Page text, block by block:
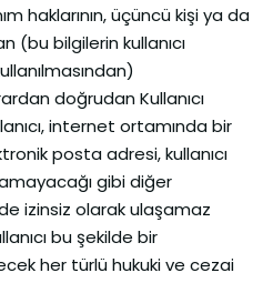
haklarının, üçüncü kişi ya da
(bu bilgilerin kullanıcı
doğrudan Kullanıcı
internet ortamında bir
posta adresi, kullanıcı
gibi diğer
izinsiz olarak ulaşamaz
bu şekilde bir
her türlü hukuki ve cezai